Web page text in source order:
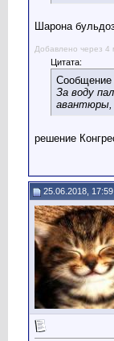
Шарона
Добавлено через 4
Цитата:
Сообщение
За воду
авантюры,
решение
25.06.2018, 17:59